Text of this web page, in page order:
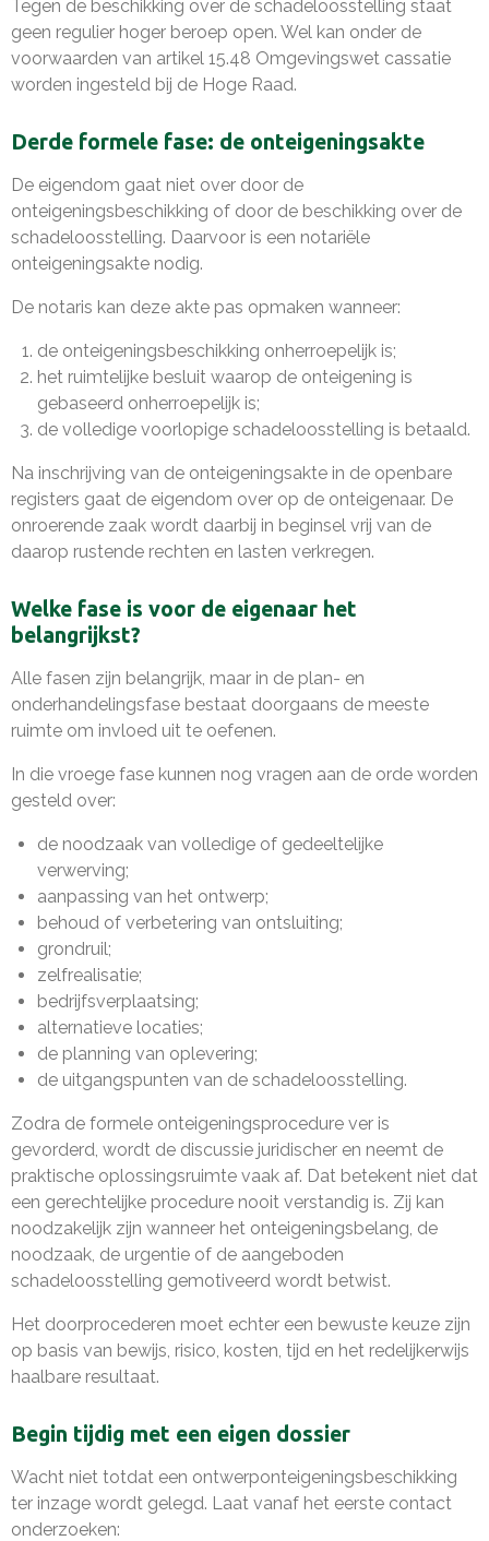
Tegen de beschikking over de schadeloosstelling staat
geen regulier hoger beroep open. Wel kan onder de
voorwaarden van artikel 15.48 Omgevingswet cassatie
worden ingesteld bij de Hoge Raad.
Derde formele fase: de onteigeningsakte
De eigendom gaat niet over door de
onteigeningsbeschikking of door de beschikking over de
schadeloosstelling. Daarvoor is een notariële
onteigeningsakte nodig.
De notaris kan deze akte pas opmaken wanneer:
de onteigeningsbeschikking onherroepelijk is;
het ruimtelijke besluit waarop de onteigening is
gebaseerd onherroepelijk is;
de volledige voorlopige schadeloosstelling is betaald.
Na inschrijving van de onteigeningsakte in de openbare
registers gaat de eigendom over op de onteigenaar. De
onroerende zaak wordt daarbij in beginsel vrij van de
daarop rustende rechten en lasten verkregen.
Welke fase is voor de eigenaar het
belangrijkst?
Alle fasen zijn belangrijk, maar in de plan- en
onderhandelingsfase bestaat doorgaans de meeste
ruimte om invloed uit te oefenen.
In die vroege fase kunnen nog vragen aan de orde worden
gesteld over:
de noodzaak van volledige of gedeeltelijke
verwerving;
aanpassing van het ontwerp;
behoud of verbetering van ontsluiting;
grondruil;
zelfrealisatie;
bedrijfsverplaatsing;
alternatieve locaties;
de planning van oplevering;
de uitgangspunten van de schadeloosstelling.
Zodra de formele onteigeningsprocedure ver is
gevorderd, wordt de discussie juridischer en neemt de
praktische oplossingsruimte vaak af. Dat betekent niet dat
een gerechtelijke procedure nooit verstandig is. Zij kan
noodzakelijk zijn wanneer het onteigeningsbelang, de
noodzaak, de urgentie of de aangeboden
schadeloosstelling gemotiveerd wordt betwist.
Het doorprocederen moet echter een bewuste keuze zijn
op basis van bewijs, risico, kosten, tijd en het redelijkerwijs
haalbare resultaat.
Begin tijdig met een eigen dossier
Wacht niet totdat een ontwerponteigeningsbeschikking
ter inzage wordt gelegd. Laat vanaf het eerste contact
onderzoeken: